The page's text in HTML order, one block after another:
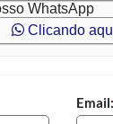
WhatsApp
Clicando
Email: